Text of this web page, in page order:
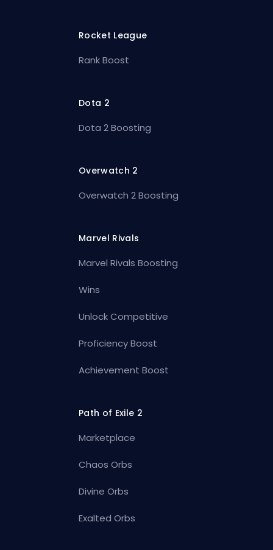
Rocket League
Rank Boost
Dota 2
Dota 2 Boosting
Overwatch 2
Overwatch 2 Boosting
Marvel Rivals
Marvel Rivals Boosting
Wins
Unlock Competitive
Proficiency Boost
Achievement Boost
Path of Exile 2
Marketplace
Chaos Orbs
Divine Orbs
Exalted Orbs